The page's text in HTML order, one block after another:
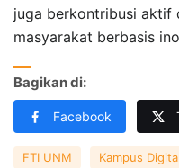
juga berkontribusi aktif
masyarakat berbasis
Bagikan di:
Facebook
FTI UNM Kampus